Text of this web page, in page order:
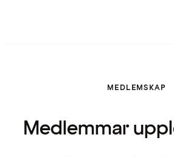
MEDLEMSKAP
Medlemmar